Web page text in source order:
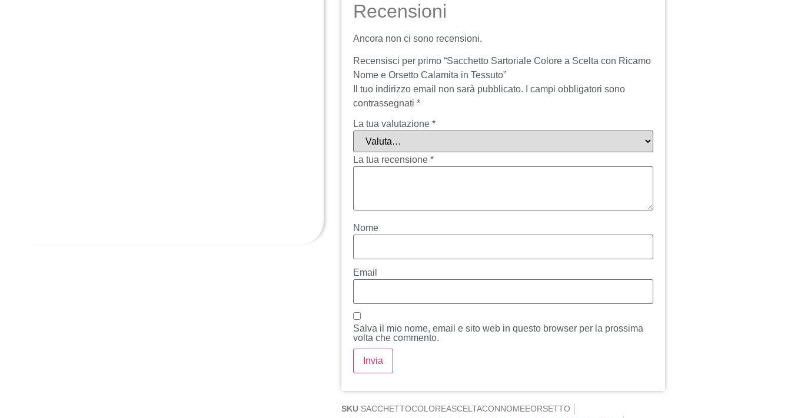
Recensioni
Ancora non ci sono recensioni.
Recensisci per primo “Sacchetto Sartoriale Colore a Scelta con Ricamo
Nome e Orsetto Calamita in Tessuto”
Il tuo indirizzo email non sarà pubblicato.
I campi obbligatori sono
contrassegnati *
La tua valutazione *
La tua recensione *
Nome
Email
Salva il mio nome, email e sito web in questo browser per la prossima
volta che commento.
SKU SACCHETTOCOLOREASCELTACONNOMEEORSETTO